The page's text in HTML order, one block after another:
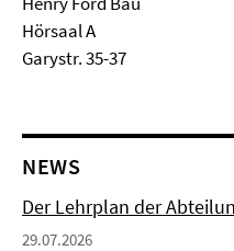
Hörsaal A
Garystr. 35-37
NEWS
Der Lehrplan der
29.07.2026